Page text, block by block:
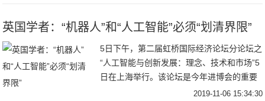
英国学者：“机器人”和“人工智能”必须“划清界限”
5日下午，第二届虹桥国际经济论坛分论坛之
“人工智能与创新发展：理念、技术和市场”5
日在上海举行。该论坛是今年进博会的重要
组成部分，多位中外专家就人工智能话题畅
2019-11-06 15:34:30